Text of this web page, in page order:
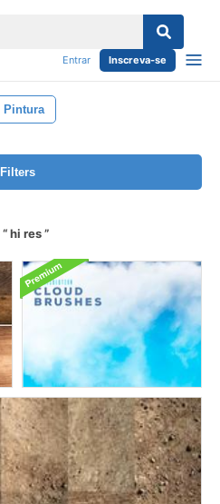
Entrar Inscreva-se
Pintura
Filters
hi res